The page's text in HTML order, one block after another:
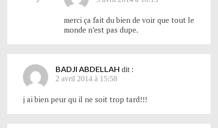
merci ça fait du bien de voir que tout le
monde n’est pas dupe.
BADJI ABDELLAH dit :
2 avril 2014 à 15:58
j ai bien peur qu il ne soit trop tard!!!